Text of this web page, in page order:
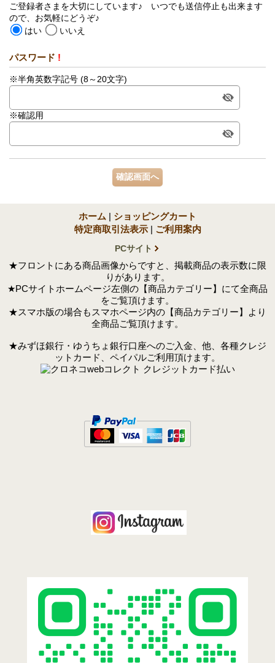
ご登録者さまを大切にしています♪ いつでも送信停止も出来ます
ので、お気軽にどうぞ♪
はい
いいえ
パスワード !
※半角英数字記号 (8～20文字)
※確認用
ホーム | ショッピングカート
特定商取引法表示 | ご利用案内
PCサイト
★フロントにある商品画像からですと、掲載商品の表示数に限
りがあります。
★PCサイトホームページ左側の【商品カテゴリー】にて全商品
をご覧頂けます。
★スマホ版の場合もスマホページ内の【商品カテゴリー】より
全商品ご覧頂けます。
★みずほ銀行・ゆうちょ銀行口座へのご入金、他、各種クレジ
ットカード、ペイパルご利用頂けます。